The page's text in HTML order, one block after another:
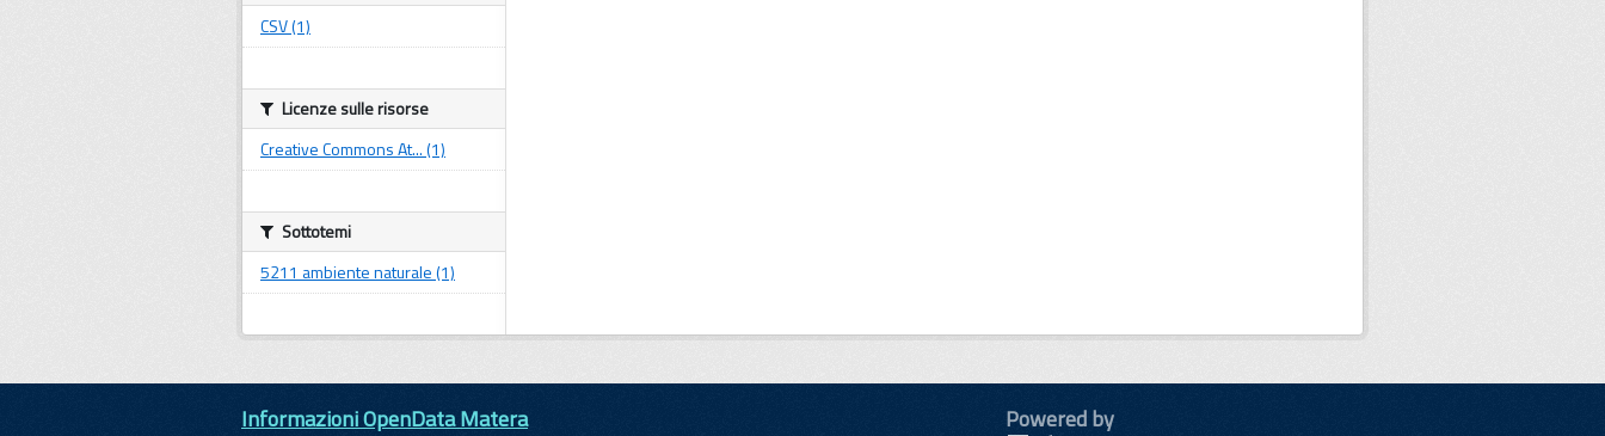
CSV (1)
Licenze sulle risorse
Creative Commons At... (1)
Sottotemi
5211 ambiente naturale (1)
Informazioni OpenData Matera
Powered by